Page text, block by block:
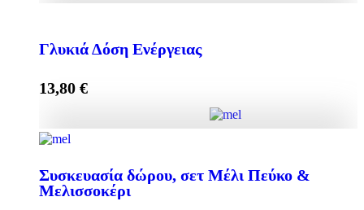
Κανονικές & Ξηρές Επιδερμίδες quantity
Add to cart
Γλυκιά Δόση Ενέργειας
13,80 €
Συσκευασία δώρου, σετ Μέλι Πεύκο &
Μελισσοκέρι